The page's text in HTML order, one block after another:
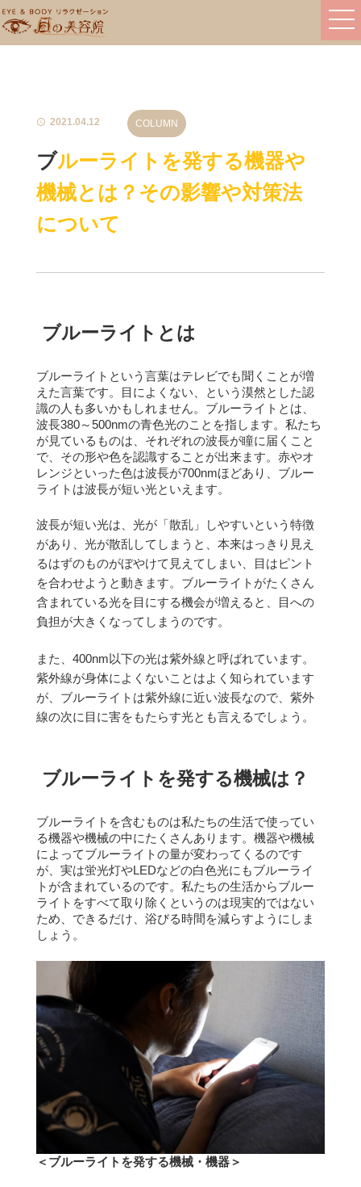
2021.04.12 COLUMN
ブルーライトを発する機器や
機械とは？その影響や対策法
について
ブルーライトとは
ブルーライトという言葉はテレビでも聞くことが増
えた言葉です。
目によくない、という漠然とした認
識の人も多いかもしれません。 ブルーライトとは、
波長380～500nmの青色光のことを指します。 私たち
が見ているものは、それぞれの波長が瞳に届くこと
で、その形や色を認識することが出来ます。 赤やオ
レンジといった色は波長が700nmほどあり、ブルー
ライトは波長が短い光といえます。
波長が短い光は、光が「散乱」しやすいという特徴
があり、光が散乱してしまうと、本来はっきり見え
るはずのものがぼやけて見えてしまい、目はピント
を合わせようと動きます。 ブルーライトがたくさん
含まれている光を目にする機会が増えると、目への
負担が大きくなってしまうのです。
また、400nm以下の光は紫外線と呼ばれています。
紫外線が身体によくないことはよく知られています
が、ブルーライトは紫外線に近い波長なので、紫外
線の次に目に害をもたらす光とも言えるでしょう。
ブルーライトを発する機械は？
ブルーライトを含むものは私たちの生活で使ってい
る機器や機械の中にたくさんあります。 機器や機械
によってブルーライトの量が変わってくるのです
が、実は蛍光灯やLEDなどの白色光にもブルーライ
トが含まれているのです。 私たちの生活からブルー
ライトをすべて取り除くというのは現実的ではない
ため、できるだけ、浴びる時間を減らすようにしま
しょう。
＜ブルーライトを発する機械・機器＞